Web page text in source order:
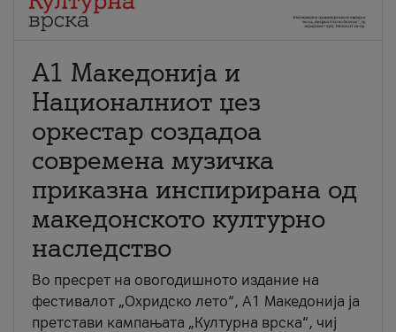
А1 Македонија и
Националниот џез
оркестар создадоа
современа музичка
приказна инспирирана од
македонското културно
наследство
Во пресрет на овогодишното издание на
фестивалот „Охридско лето“, А1 Македонија ја
претстави кампањата „Културна врска“, чиј